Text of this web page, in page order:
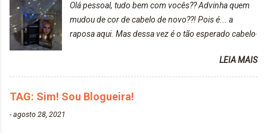
suas fotos? Sim. Posto aqui e pelas minhas páginas.
Tumblr, We heart it, ou instagram? Instagram. Eu
particularmente não gosto de Tumblr e nem do We
elas fiquem no modo original? Sou do time foto
Olá pessoal, tudo bem com vocês?? Advinha quem
mudou de cor de cabelo de novo??! Pois é... a
raposa aqui. Mas dessa vez é o tão esperado cabelo
Louro Rosé Se vocês não acompanharam a saga do
meu cabelo colorido, vou deixar aqui embaixo, o link
de todos que fiz para vocês verem: ✨ Alfaparf | Alta
Moda é... Creative Crazy Colors Pink
LEIA MAIS
TAG: Sim! Sou Blogueira!
-agosto 28, 2021